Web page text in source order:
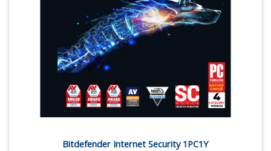
Bitdefender Internet Security 1PC1Y